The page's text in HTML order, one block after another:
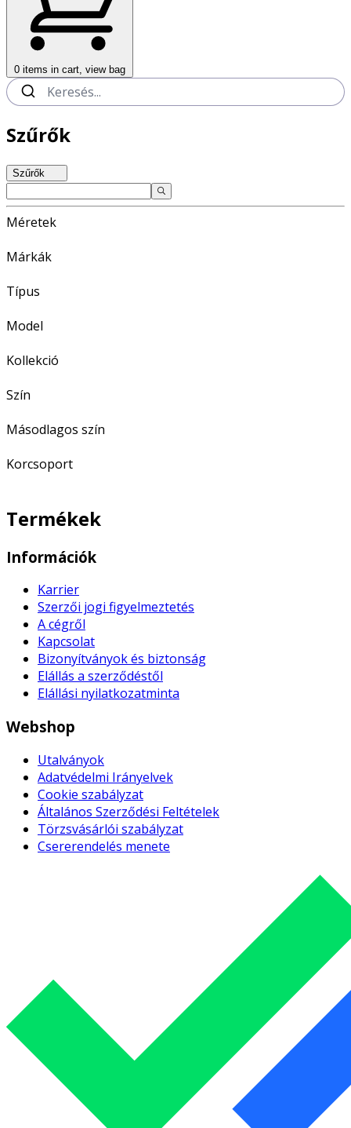
0 items in cart, view bag
Szűrők
Szűrők
Méretek
Márkák
Típus
Model
Kollekció
Szín
Másodlagos szín
Korcsoport
Termékek
Információk
Karrier
Szerzői jogi figyelmeztetés
A cégről
Kapcsolat
Bizonyítványok és biztonság
Elállás a szerződéstől
Elállási nyilatkozatminta
Webshop
Utalványok
Adatvédelmi Irányelvek
Cookie szabályzat
Általános Szerződési Feltételek
Törzsvásárlói szabályzat
Csererendelés menete